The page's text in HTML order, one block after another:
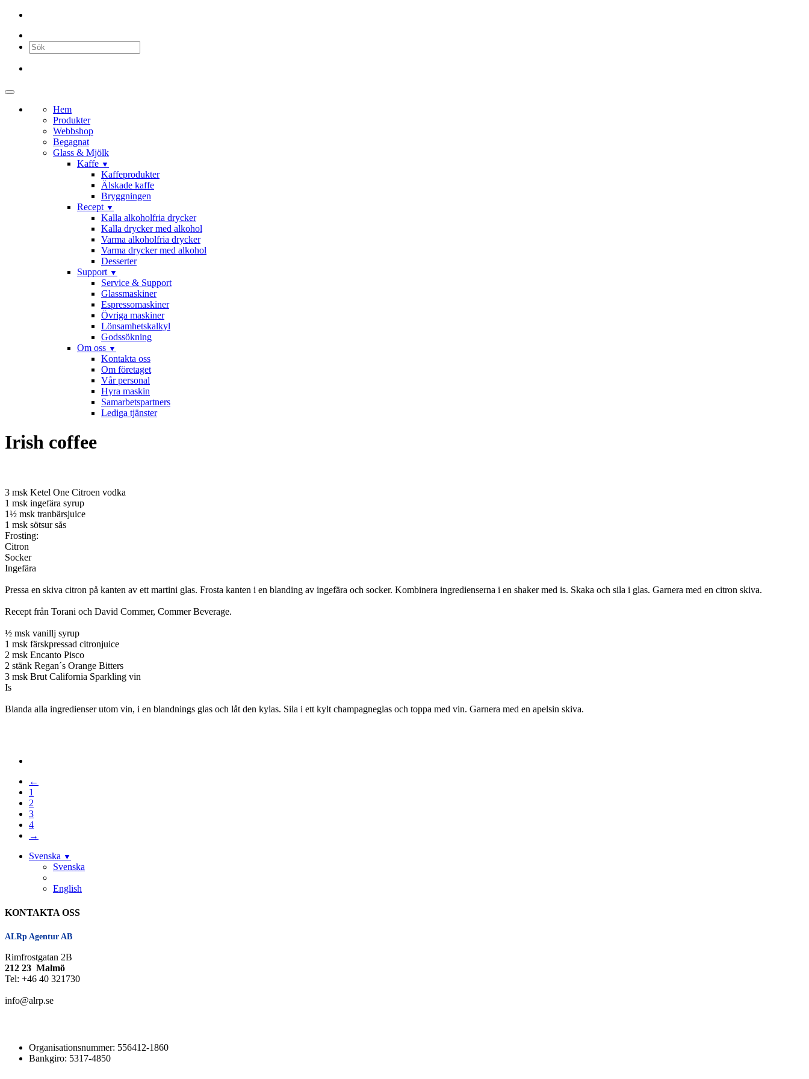
Hem
Produkter
Webbshop
Begagnat
Glass & Mjölk
Kaffe ▼
Kaffeprodukter
Älskade kaffe
Bryggningen
Recept ▼
Kalla alkoholfria drycker
Kalla drycker med alkohol
Varma alkoholfria drycker
Varma drycker med alkohol
Desserter
Support ▼
Service & Support
Glassmaskiner
Espressomaskiner
Övriga maskiner
Lönsamhetskalkyl
Godssökning
Om oss ▼
Kontakta oss
Om företaget
Vår personal
Hyra maskin
Samarbetspartners
Lediga tjänster
Irish coffee
3 msk Ketel One Citroen vodka
1 msk ingefära syrup
1½ msk tranbärsjuice
1 msk sötsur sås
Frosting:
Citron
Socker
Ingefära
Pressa en skiva citron på kanten av ett martini glas. Frosta kanten i en blanding av ingefära och socker. Kombinera ingredienserna i en shaker med is. Skaka och sila i glas. Garnera med en citron skiva.
Recept från Torani och David Commer, Commer Beverage.
½ msk vanillj syrup
1 msk färskpressad citronjuice
2 msk Encanto Pisco
2 stänk Regan´s Orange Bitters
3 msk Brut California Sparkling vin
Is
Blanda alla ingredienser utom vin, i en blandnings glas och låt den kylas. Sila i ett kylt champagneglas och toppa med vin. Garnera med en apelsin skiva.
←
1
2
3
4
→
Svenska ▼
Svenska
English
KONTAKTA OSS
ALRp Agentur AB
Rimfrostgatan 2B
212 23 Malmö
Tel: +46 40 321730
info@alrp.se
Organisationsnummer: 556412-1860
Bankgiro: 5317-4850